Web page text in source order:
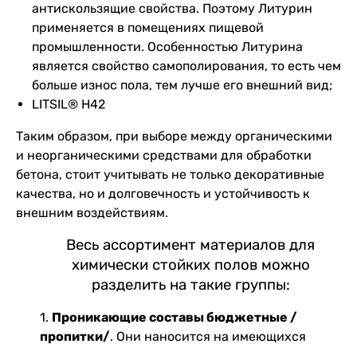
антискользящие свойства. Поэтому Литурин
применяется в помещениях пищевой
промышленности. Особенностью Литурина
является свойство самополирования, то есть чем
больше износ пола, тем лучше его внешний вид;
LITSIL® H42
Таким образом, при выборе между органическими
и неорганическими средствами для обработки
бетона, стоит учитывать не только декоративные
качества, но и долговечность и устойчивость к
внешним воздействиям.
Весь ассортимент материалов для
химически стойких полов можно
разделить на такие группы:
1. Проникающие составы бюджетные /
пропитки/. Они наносится на имеющихся